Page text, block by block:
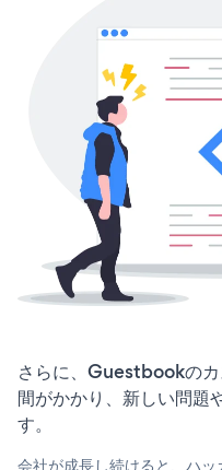
さらに、Guestbookの
間がかかり、新しい問題
す。
会社が成長し続けると、ハ